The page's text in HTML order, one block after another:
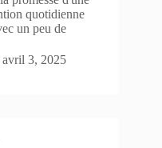
quotidienne
un peu de
avril 3, 2025